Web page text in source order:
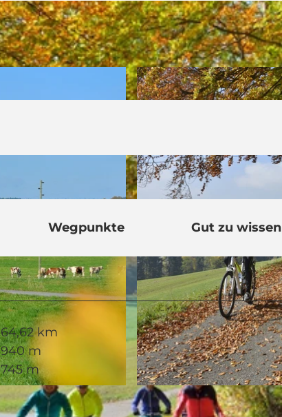
© Seetal Tourismus, perretfoto.ch
Wegpunkte Gut zu wissen
64,62 km
940 m
745 m